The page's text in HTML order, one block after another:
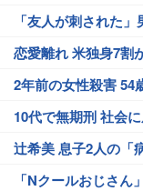
「友人が刺された
恋愛離れ 米独身7割
2年前の女性殺害 54
10代で無期刑 社会
辻希美 息子2人の「
「Nクールおじさん